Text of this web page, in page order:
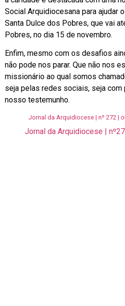
Social Arquidiocesana para ajudar
Santa Dulce dos Pobres, que vai
Pobres, no dia 15 de novembro.
Enfim, mesmo com os desafios
não pode nos parar. Que não nos
missionário ao qual somos
seja pelas redes sociais, seja com
nosso testemunho.
Jornal da Arquidiocese | nº 272 |
Jornal da Arquidiocese |